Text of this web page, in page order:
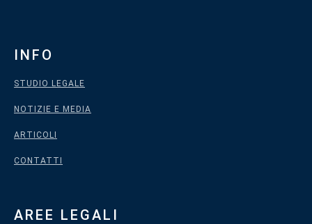
INFO
STUDIO LEGALE
NOTIZIE E MEDIA
ARTICOLI
CONTATTI
AREE LEGALI